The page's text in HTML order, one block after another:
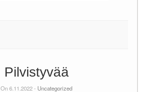
Pilvistyvää
On 6.11.2022 - Uncategorized